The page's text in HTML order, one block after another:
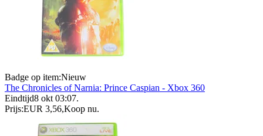
Badge op item:Nieuw
The Chronicles of Narnia: Prince Caspian - Xbox 360
Eindtijd8 okt 03:07.
Prijs:EUR 3,56,Koop nu.